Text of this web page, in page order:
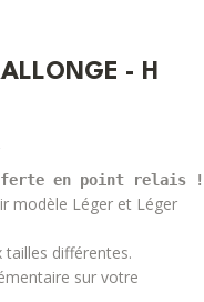
- H
en point relais
modèle Léger et Léger
tailles différentes.
sur votre